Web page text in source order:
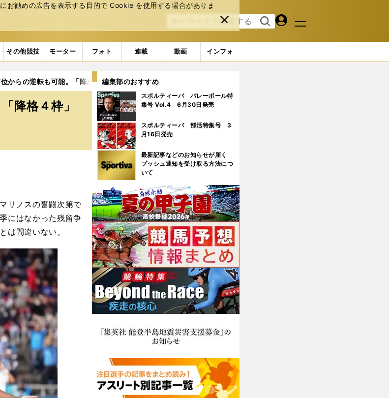
お勧めの広告を表⽰する⽬的で Cookie を使⽤する場合がありま
閉じ
る
検索
る
マイペ
ジ
メニュ
その他競技 モーター フォト 連載 動画 インフォ
からの逆転も可能。「降格４枠」から抜け出すチームは？
降格４枠」
リノスの奮闘次第で
にはなかった残留争
は間違いない。
編集部のおすすめ
スポルティーバ バレーボール特
集号 Vol.4 6月30日発売
スポルティーバ 部活特集号 3
月16日発売
最新記事などのお知らせが届く
プッシュ通知を受け取る方法につ
いて